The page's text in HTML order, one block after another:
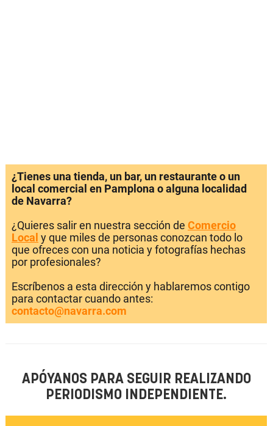
¿Tienes una tienda, un bar, un restaurante o un
local comercial en Pamplona o alguna localidad
de Navarra?
¿Quieres salir en nuestra sección de Comercio
Local y que miles de personas conozcan todo lo
que ofreces con una noticia y fotografías hechas
por profesionales?
Escríbenos a esta dirección y hablaremos contigo
para contactar cuando antes:
contacto@navarra.com
APÓYANOS PARA SEGUIR REALIZANDO
PERIODISMO INDEPENDIENTE.